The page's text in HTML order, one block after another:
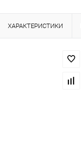
ХАРАКТЕРИСТИКИ